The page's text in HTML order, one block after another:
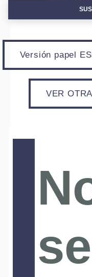
Versión papel
VER